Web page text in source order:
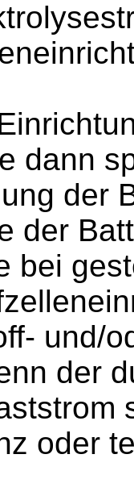
dann
der
der
bei
und/
der
oder